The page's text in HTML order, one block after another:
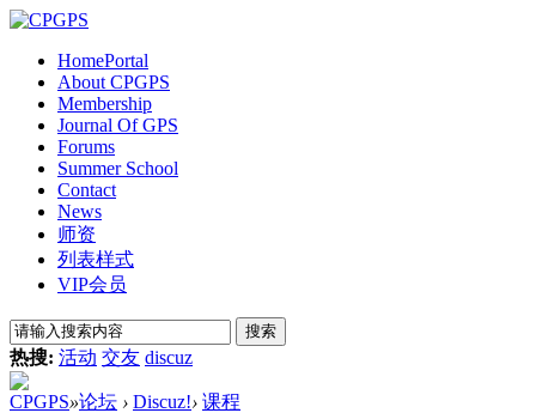
HomePortal
About CPGPS
Membership
Journal Of GPS
Forums
Summer School
Contact
News
师资
列表样式
VIP会员
搜索
热搜: 活动 交友 discuz
CPGPS»论坛 › Discuz!› 课程